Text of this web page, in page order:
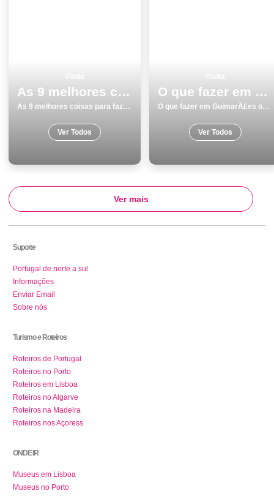
As 9 melhores coisas para fazer e visitar em Lagos
As 9 melhores coisas para fazer e visitar em Lagos
Ver Todos
O que fazer em GuimarÃ£es os 18 melhores pontos turisticos
O que fazer em GuimarÃ£es os 18 melhores pontos turisticos
Ver Todos
Ver mais
Suporte
Portugal de norte a sul
Informações
Enviar Email
Sobre nós
Turismo e Roteiros
Roteiros de Portugal
Roteiros no Porto
Roteiros em Lisboa
Roteiros no Algarve
Roteiros na Madeira
Roteiros nos Açoress
ONDE IR
Museus em Lisboa
Museus no Porto